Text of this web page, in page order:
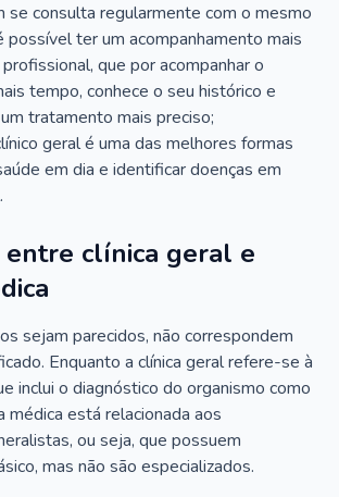
se consulta regularmente com o mesmo
possível ter um acompanhamento mais
que por acompanhar o
tempo, conhece o seu histórico e
tratamento mais preciso;
geral é uma das melhores formas
em dia e identificar doenças em
entre clínica geral e
sejam parecidos, não correspondem
Enquanto a clínica geral refere-se à
inclui o diagnóstico do organismo como
médica está relacionada aos
ou seja, que possuem
mas não são especializados.